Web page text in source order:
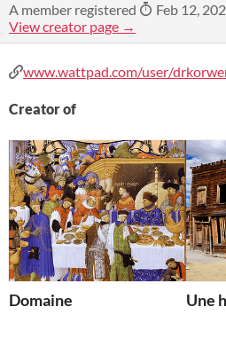
A member registered
Feb 12,
View creator page →
www.wattpad.com/user/
Creator of
Domaine Une